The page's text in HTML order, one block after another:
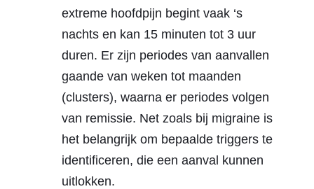
extreme hoofdpijn begint vaak ‘s
nachts en kan 15 minuten tot 3 uur
duren. Er zijn periodes van aanvallen
gaande van weken tot maanden
(clusters), waarna er periodes volgen
van remissie. Net zoals bij migraine is
het belangrijk om bepaalde triggers te
identificeren, die een aanval kunnen
uitlokken.